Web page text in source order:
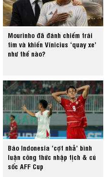
Mourinho đã đánh chiếm trái
tim và khiến Vinicius ‘quay xe’
như thế nào?
Báo Indonesia ‘cợt nhả’ bình
luận công thức nhập tịch & cú
sốc AFF Cup